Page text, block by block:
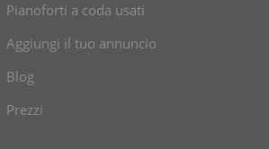
Pianoforti a coda usati
Aggiungi il tuo annuncio
Blog
Prezzi